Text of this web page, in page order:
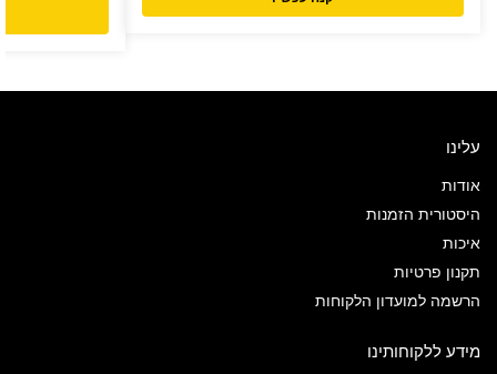
עלינו
אודות
היסטורית הזמנות
איכות
תקנון פרטיות
הרשמה למועדון הלקוחות
מידע ללקוחותינו